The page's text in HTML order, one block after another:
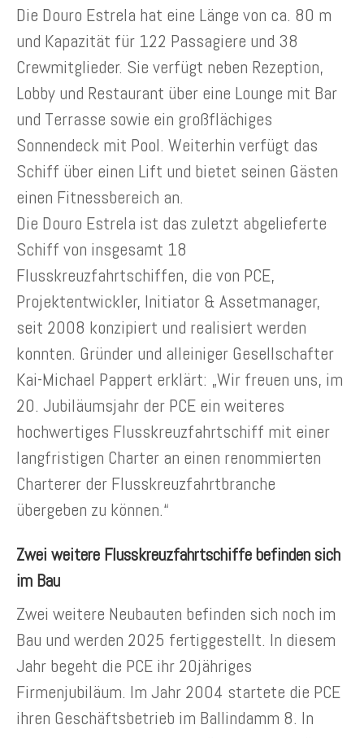
Die Douro Estrela hat eine Länge von ca. 80 m
und Kapazität für 122 Passagiere und 38
Crewmitglieder. Sie verfügt neben Rezeption,
Lobby und Restaurant über eine Lounge mit Bar
und Terrasse sowie ein großflächiges
Sonnendeck mit Pool. Weiterhin verfügt das
Schiff über einen Lift und bietet seinen Gästen
einen Fitnessbereich an.
Die Douro Estrela ist das zuletzt abgelieferte
Schiff von insgesamt 18
Flusskreuzfahrtschiffen, die von PCE,
Projektentwickler, Initiator & Assetmanager,
seit 2008 konzipiert und realisiert werden
konnten. Gründer und alleiniger Gesellschafter
Kai-Michael Pappert erklärt: „Wir freuen uns, im
20. Jubiläumsjahr der PCE ein weiteres
hochwertiges Flusskreuzfahrtschiff mit einer
langfristigen Charter an einen renommierten
Charterer der Flusskreuzfahrtbranche
übergeben zu können.“
Zwei weitere Flusskreuzfahrtschiffe befinden sich
im Bau
Zwei weitere Neubauten befinden sich noch im
Bau und werden 2025 fertiggestellt. In diesem
Jahr begeht die PCE ihr 20jähriges
Firmenjubiläum. Im Jahr 2004 startete die PCE
ihren Geschäftsbetrieb im Ballindamm 8. In